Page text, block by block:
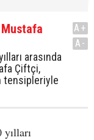
arasında
Çiftçi,
tensipleriyle
A+
A-